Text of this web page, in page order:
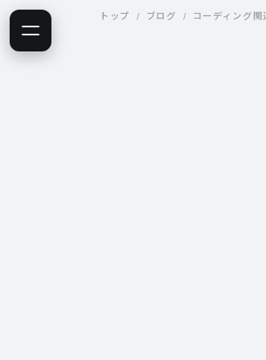
トップ ブログ コーディング関